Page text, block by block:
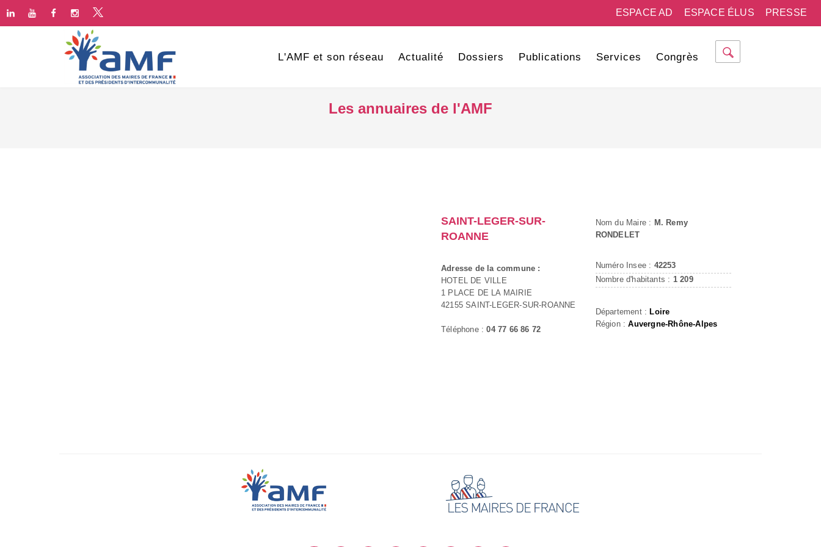
PRESSE
ESPACE ÉLUS
ESPACE AD
L'AMF et son réseau Actualité Dossiers Publications Services Congrès
Les annuaires de l'AMF
SAINT-LEGER-SUR-
ROANNE
Adresse de la commune :
HOTEL DE VILLE
1 PLACE DE LA MAIRIE
42155 SAINT-LEGER-SUR-ROANNE
Téléphone :04 77 66 86 72
Nom du Maire : M. Remy
RONDELET
Numéro Insee : 42253
Nombre d'habitants : 1 209
Département : Loire
Région :Auvergne-Rhône-Alpes